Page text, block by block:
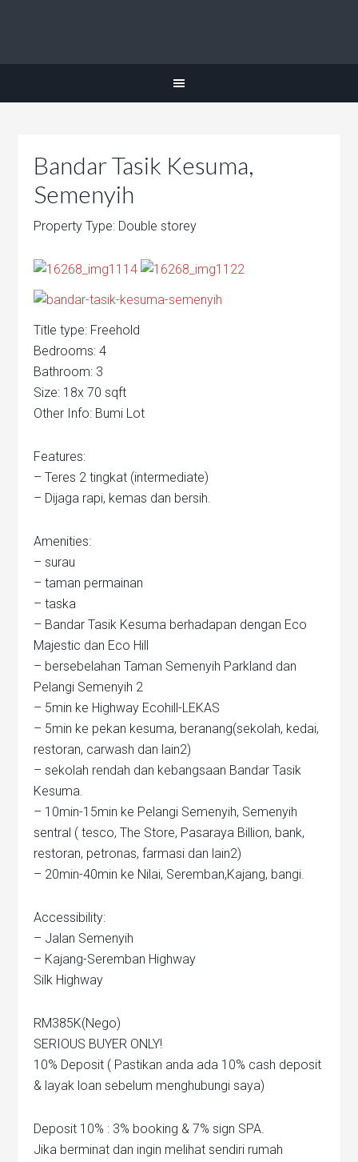
Bandar Tasik Kesuma,
Semenyih
Property Type: Double storey
Title type: Freehold
Bedrooms: 4
Bathroom: 3
Size: 18x 70 sqft
Other Info: Bumi Lot
Features:
– Teres 2 tingkat (intermediate)
– Dijaga rapi, kemas dan bersih.
Amenities:
– surau
– taman permainan
– taska
– Bandar Tasik Kesuma berhadapan dengan Eco
Majestic dan Eco Hill
– bersebelahan Taman Semenyih Parkland dan
Pelangi Semenyih 2
– 5min ke Highway Ecohill-LEKAS
– 5min ke pekan kesuma, beranang(sekolah, kedai,
restoran, carwash dan lain2)
– sekolah rendah dan kebangsaan Bandar Tasik
Kesuma.
– 10min-15min ke Pelangi Semenyih, Semenyih
sentral ( tesco, The Store, Pasaraya Billion, bank,
restoran, petronas, farmasi dan lain2)
– 20min-40min ke Nilai, Seremban,Kajang, bangi.
Accessibility:
– Jalan Semenyih
– Kajang-Seremban Highway
Silk Highway
RM385K(Nego)
SERIOUS BUYER ONLY!
10% Deposit ( Pastikan anda ada 10% cash deposit
& layak loan sebelum menghubungi saya)
Deposit 10% : 3% booking & 7% sign SPA.
Jika berminat dan ingin melihat sendiri rumah